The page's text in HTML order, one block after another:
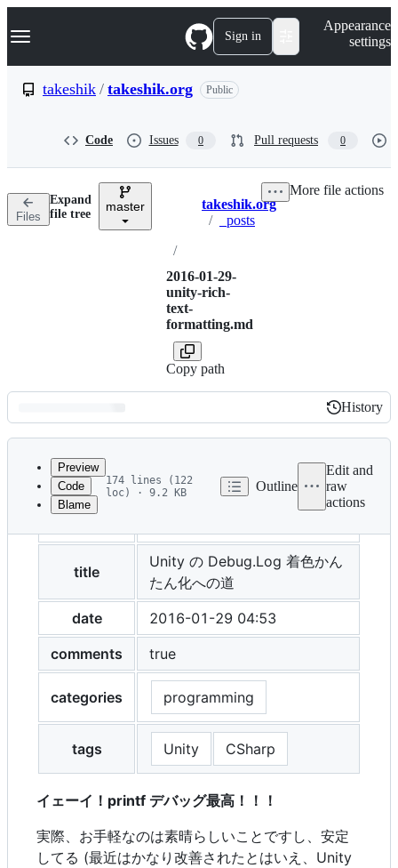
k
p
n
Navigation Menu Sign in
Appearance
settings
takeshik / takeshik.org Public
Code Issues 0 Pull requests 0
Files
Expand
file tree
master Breadcrumbs
takeshik.org
/
_posts
/
2016-01-29-
unity-rich-
text-
formatting.md
Copy path
More file actions
Latest
commit
History
History
metadata
Preview
Code
Blame
174 lines (122
loc) · 9.2 KB
Outline
Edit and
raw
actions
title
Unity の Debug.Log 着色かん
たん化への道
date
2016-01-29 04:53
comments
true
categories programming
tags Unity CSharp
イェーイ！printf デバッグ最高！！！
実際、お手軽なのは素晴らしいことですし、安定
してる (最近はかなり改善されたとはいえ、Unity